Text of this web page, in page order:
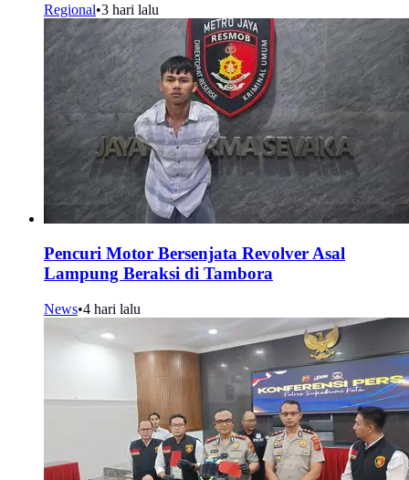
Regional•3 hari lalu
Pencuri Motor Bersenjata Revolver Asal
Lampung Beraksi di Tambora
News•4 hari lalu